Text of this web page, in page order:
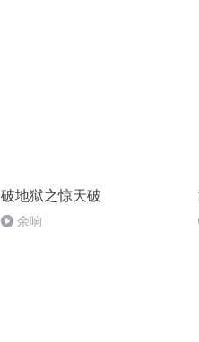
破地狱之惊天破
余响